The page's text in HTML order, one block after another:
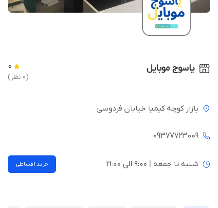
یاسوج موبایل 0
(0 نظر)
بازار کوچه کیمیا خیابان فردوسی
09377723009
شنبه تا جمعه | 9:00 الی 21:00 خرید اقساطی